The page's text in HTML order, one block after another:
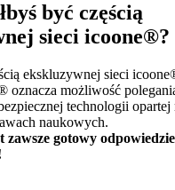
być częścią
sieci icoone®?
ekskluzywnej sieci
oznacza możliwość
technologii opartej
naukowych.
zawsze gotowy